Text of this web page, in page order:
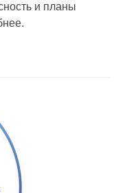
и планы